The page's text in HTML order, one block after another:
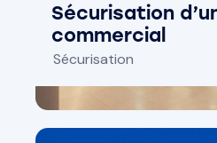
Sécurisation
commercial
Sécurisation